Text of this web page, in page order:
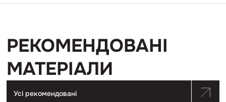
РЕКОМЕНДОВАНІ
МАТЕРІАЛИ
Усі рекомендовані